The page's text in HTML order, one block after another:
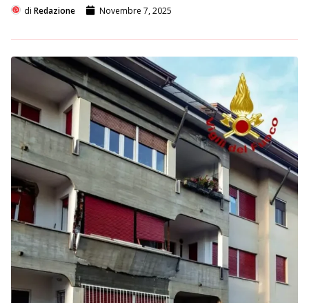
di Redazione Novembre 7, 2025